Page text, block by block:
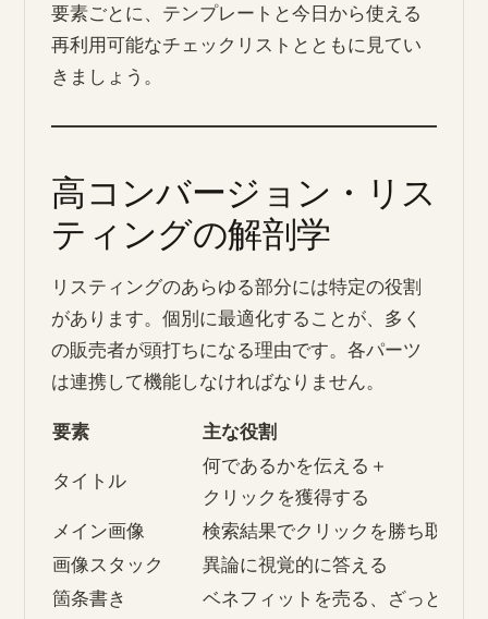
要素ごとに、テンプレートと今日から使える
再利用可能なチェックリストとともに見てい
きましょう。
高コンバージョン・リス
ティングの解剖学
リスティングのあらゆる部分には特定の役割
があります。個別に最適化することが、多く
の販売者が頭打ちになる理由です。各パーツ
は連携して機能しなければなりません。
要素 主な役割
タイトル
何であるかを伝える＋
クリックを獲得する
メイン画像
検索結果でクリックを勝ち取る
画像スタック
異論に視覚的に答える
箇条書き
ベネフィットを売る、ざっと読め